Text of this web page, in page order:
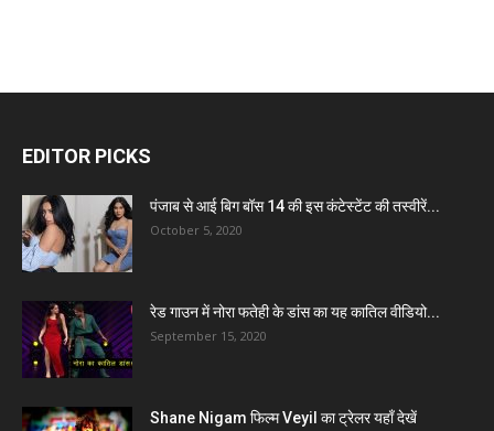
EDITOR PICKS
पंजाब से आई बिग बॉस 14 की इस कंटेस्टेंट की तस्वीरें...
October 5, 2020
रेड गाउन में नोरा फतेही के डांस का यह कातिल वीडियो...
September 15, 2020
Shane Nigam फिल्म Veyil का ट्रेलर यहाँ देखें